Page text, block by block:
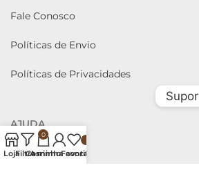
Fale Conosco
Políticas de Envio
Políticas de Privacidades
AJUDA
Como comprar
LojaFiltros
0
Carrinho
A minha conta
Favoritos